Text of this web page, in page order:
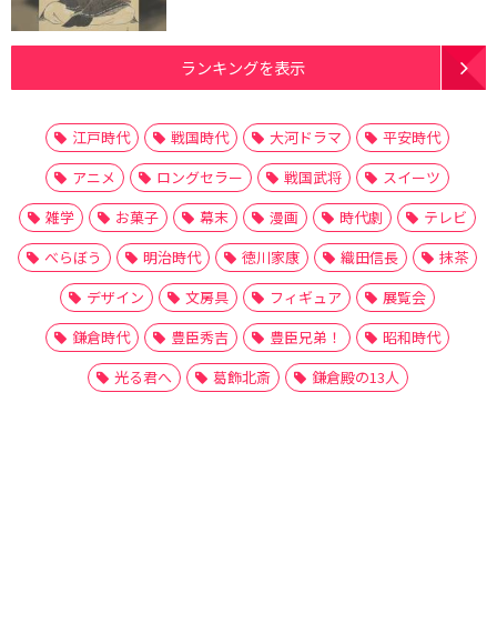
ランキングを表示
江戸時代 戦国時代 大河ドラマ
平安時代
アニメ
ロングセラー 戦国武将
スイーツ
雑学
お菓子 幕末 漫画 時代劇
テレビ
べらぼう
明治時代 徳川家康 織田信長
抹茶
デザイン
文房具 フィギュア
展覧会
鎌倉時代
豊臣秀吉 豊臣兄弟！
昭和時代
光る君へ
葛飾北斎 鎌倉殿の13人